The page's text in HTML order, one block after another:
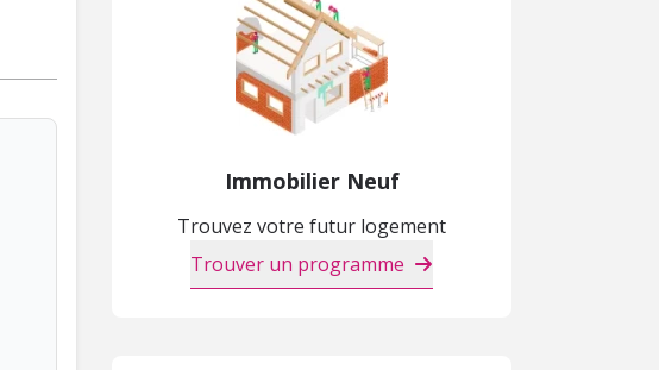
Immobilier Neuf
Trouvez votre futur logement
Trouver un programme